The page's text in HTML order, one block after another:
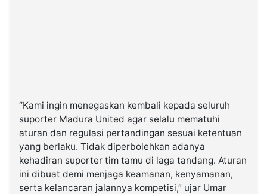
“Kami ingin menegaskan kembali kepada seluruh
suporter Madura United agar selalu mematuhi
aturan dan regulasi pertandingan sesuai ketentuan
yang berlaku. Tidak diperbolehkan adanya
kehadiran suporter tim tamu di laga tandang. Aturan
ini dibuat demi menjaga keamanan, kenyamanan,
serta kelancaran jalannya kompetisi,” ujar Umar